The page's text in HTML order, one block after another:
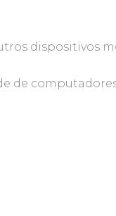
dispositivos
de